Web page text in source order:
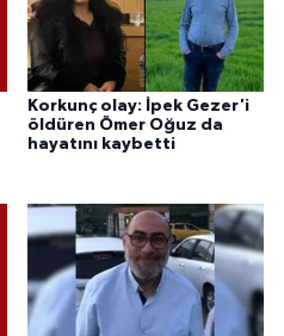
Korkunç olay: İpek Gezer'i
öldüren Ömer Oğuz da
hayatını kaybetti